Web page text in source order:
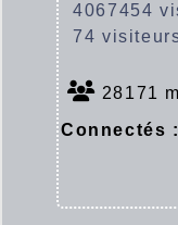
4067454
74
28171
Connectés :